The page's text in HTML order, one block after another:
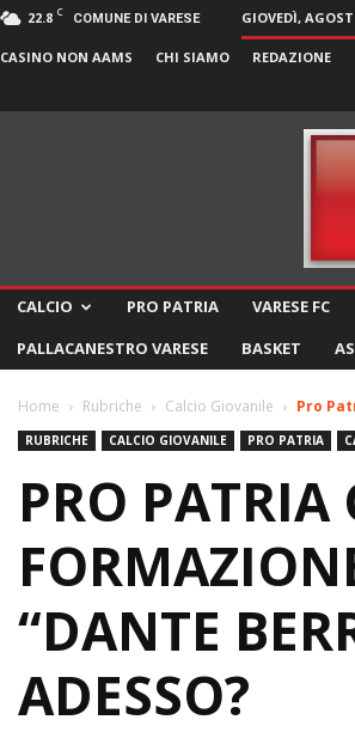
22.8 C COMUNE DI VARESE GIOVEDÌ,
CASINO NON AAMS CHI SIAMO REDAZIONE
CALCIO PRO PATRIA VARESE FC
PALLACANESTRO VARESE
BASKET
Home Rubriche Calcio Giovanile Pro
RUBRICHE CALCIO GIOVANILE PRO PATRIA
PRO
“DANTE
ADESSO?